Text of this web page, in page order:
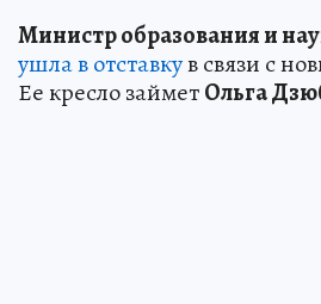
Министр образования и
ушла в отставкув связи с
Ее кресло займетОльга